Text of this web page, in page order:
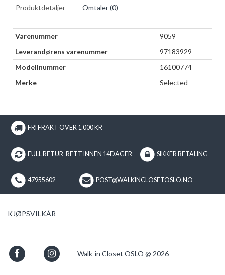
Produktdetaljer Omtaler (0)
Varenummer
9059
Leverandørens varenummer
97183929
Modellnummer
16100774
Merke
Selected
FRI FRAKT OVER 1.000 KR
FULL RETUR-RETT INNEN 14DAGER SIKKER BETALING
47955602 POST@WALKINCLOSETOSLO.NO
KJØPSVILKÅR
Walk-in Closet OSLO @ 2026